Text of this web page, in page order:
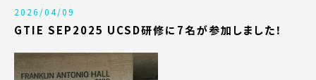
2026/04/09
GTIE SEP2025 UCSD研修に7名が参加しました！